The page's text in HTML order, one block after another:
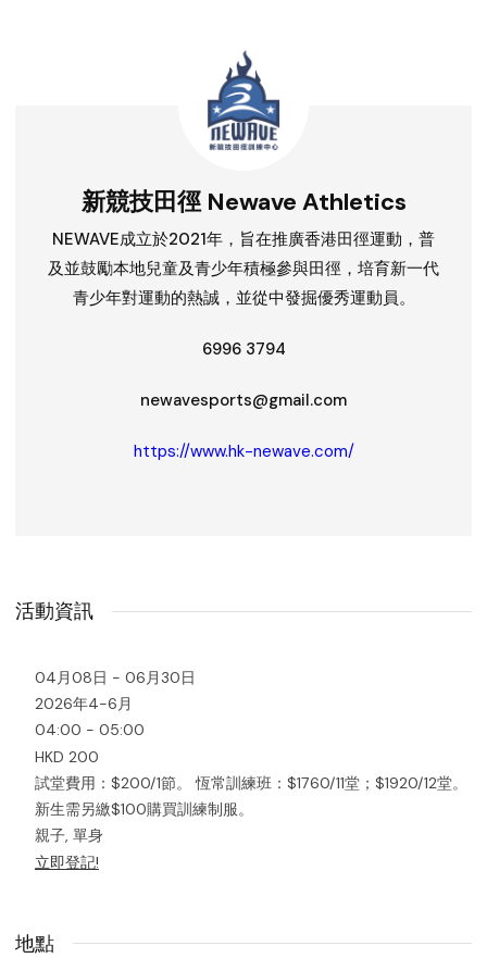
新競技田徑 Newave Athletics
NEWAVE成立於2021年，旨在推廣香港田徑運動，普
及並鼓勵本地兒童及青少年積極參與田徑，培育新一代
青少年對運動的熱誠，並從中發掘優秀運動員。
6996 3794
newavesports@gmail.com
https://www.hk-newave.com/
活動資訊
04月08日 - 06月30日
2026年4-6月
04:00 - 05:00
HKD 200
試堂費用：$200/1節。 恆常訓練班：$1760/11堂；$1920/12堂。
新生需另繳$100購買訓練制服。
親子, 單身
立即登記!
地點